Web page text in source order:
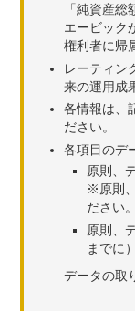
「純資産
エービック
権利者に帰
レーティン
来の運用成
各情報は、
ださい。
各項目のデ
原則、
※原則
ださい。
原則、
までに
データの取